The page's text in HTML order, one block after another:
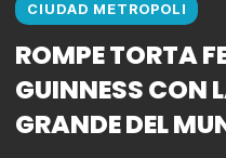
CIUDAD METROPOLI
ROMPE TORTA
GUINNESS CON
GRANDE DEL